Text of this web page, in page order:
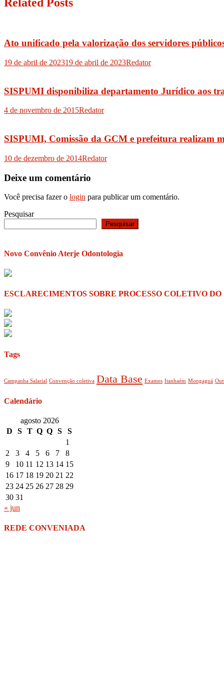
Ato unificado pela valorização dos servidores
19 de abril de 202319 de abril de 2023Redator
SISPUMI disponibiliza departamento Jurídico aos
4 de novembro de 2015Redator
SISPUMI, Comissão da GCM e prefeitura realizam
10 de dezembro de 2014Redator
Deixe um comentário
Você precisa fazer o login para publicar um comentário.
Pesquisar
Pesquisar
Novo Convênio Aterje Odontologia
ESCLARECIMENTOS SOBRE PROCESSO COLETIVO
Tags
Campanha Salarial Convenção coletiva Data Base Exames Itanhaém Mongaguá
Calendário
agosto 2026
D
S T Q Q S
S
1
2
3 4 5 6 7
8
9
10 11 12 13 14 15
16 17 18 19 20 21 22
23 24 25 26 27 28 29
30 31
« jun
REDE CONVENIADA